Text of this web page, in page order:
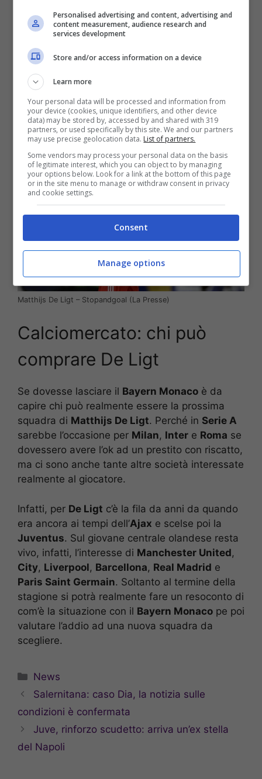
Ci sarebberoMilan,IntereRomache possono
puntare il prossimo anno a prendere
Bayern Monaco
alto e per questo motivo le società italiane ci
possono pensare con un prestito.
Matthijs De Ligt – Stopandgoal (La Presse)
Calciomercato: chi può
comprare De Ligt
Se dovesse lasciare il Bayern Monaco è da
capire chi può realmente essere la prossima
squadra di Matthijs De Ligt. Perché in Serie A
sarebbe l’occasione per Milan, Inter e Roma se
dovessero avere l’ok ad un prestito con riscatto,
ma ci sono anche tante altre società interessate
realmente al giocatore.
Infatti, per De Ligt c’è la fila da anni da quando
era ancora ai tempi dell’Ajax e scelse poi la
Juventus. Sul giovane centrale olandese resta
vivo, infatti, l’interesse di Manchester United,
City, Liverpool, Barcellona, Real Madrid e
Paris Saint Germain. Soltanto al termine della
stagione si potrà realmente fare un resoconto di
com’è la situazione con il Bayern Monaco pe poi
valutare l’addio ad una nuova squadra da
scegliere.
Categorie
News
Salernitana: caso Dia, la notizia sulle
condizioni è confermata
Juve, rinforzo scudetto: arriva un’ex stella
del Napoli
Personalised advertising and content, advertising and
content measurement, audience research and
services development
Store and/or access information on a device
Learn more
Your personal data will be processed and information from
your device (cookies, unique identifiers, and other device
data) may be stored by, accessed by and shared with 319
partners, or used specifically by this site. We and our partners
may use precise geolocation data. List of partners.
Some vendors may process your personal data on the basis
of legitimate interest, which you can object to by managing
your options below. Look for a link at the bottom of this page
or in the site menu to manage or withdraw consent in privacy
and cookie settings.
Consent
Manage options